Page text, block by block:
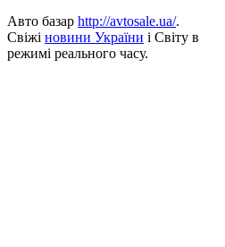
Авто базар http://avtosale.ua/.
Свіжі новини України і Світу в
режимі реального часу.